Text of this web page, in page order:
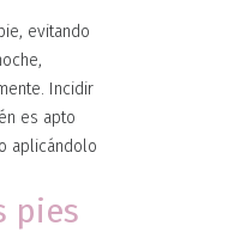
evitando
Incidir
es apto
aplicándolo
pies